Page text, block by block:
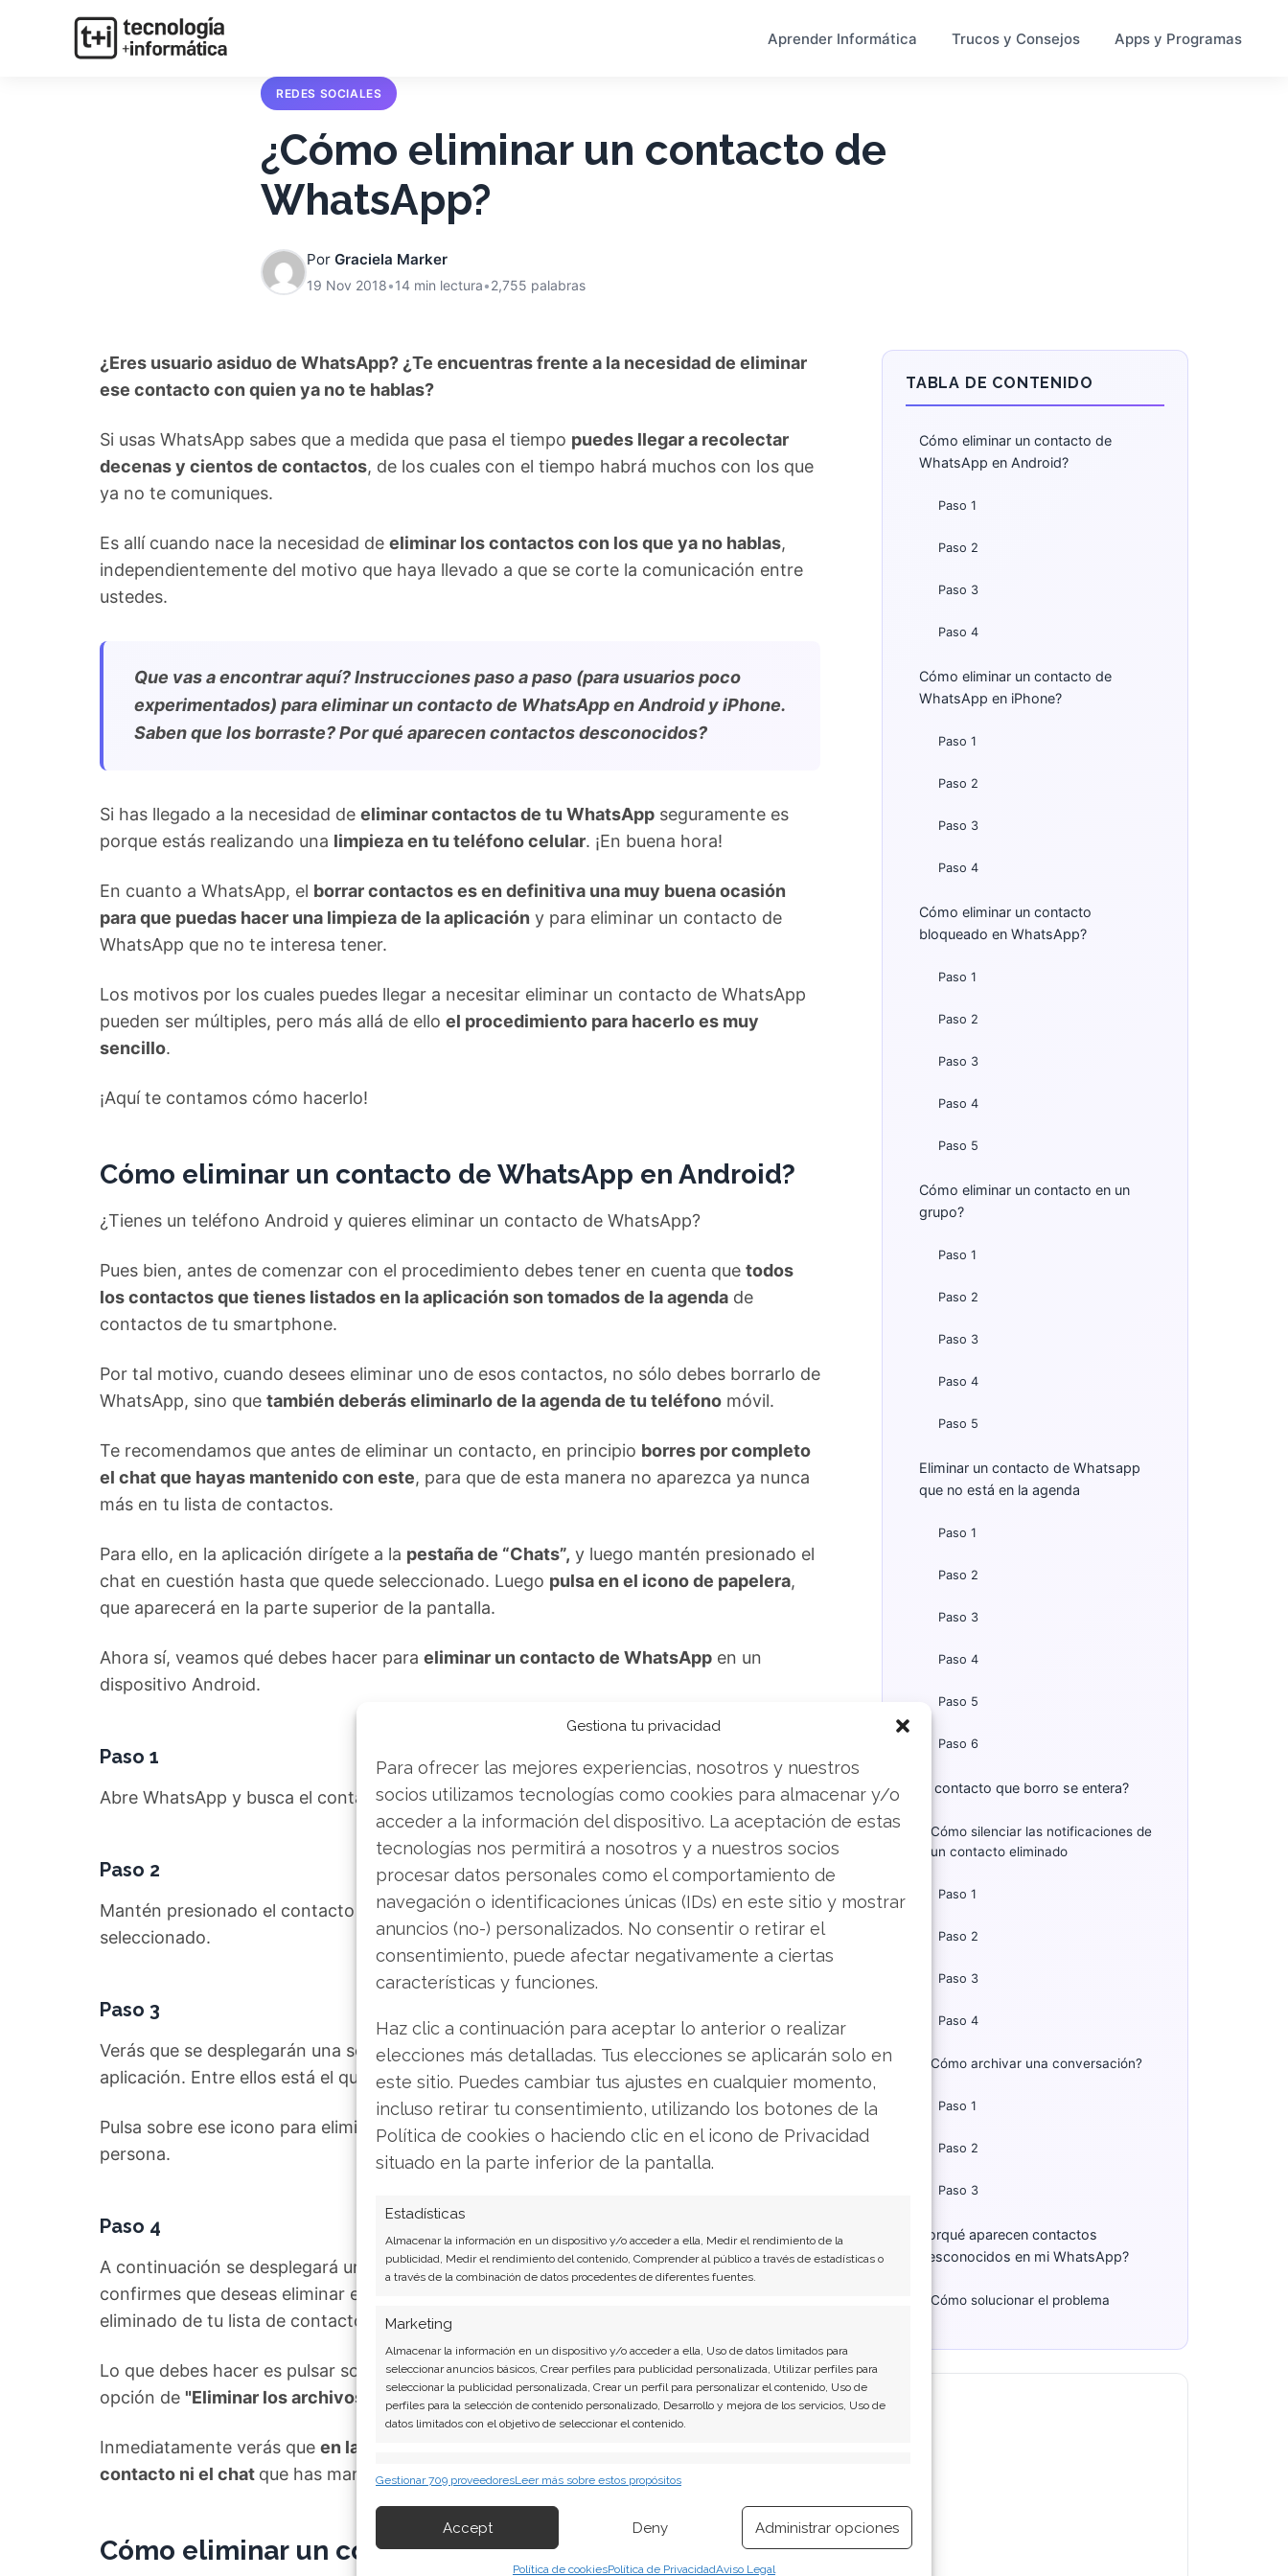
Gestiona tu privacidad
Para ofrecer las mejores experiencias, nosotros y nuestros
socios utilizamos tecnologías como cookies para almacenar y/o
acceder a la información del dispositivo. La aceptación de estas
tecnologías nos permitirá a nosotros y a nuestros socios
procesar datos personales como el comportamiento de
navegación o identificaciones únicas (IDs) en este sitio y mostrar
anuncios (no-) personalizados. No consentir o retirar el
consentimiento, puede afectar negativamente a ciertas
características y funciones.
Haz clic a continuación para aceptar lo anterior o realizar
elecciones más detalladas. Tus elecciones se aplicarán solo en
este sitio. Puedes cambiar tus ajustes en cualquier momento,
incluso retirar tu consentimiento, utilizando los botones de la
Política de cookies o haciendo clic en el icono de Privacidad
situado en la parte inferior de la pantalla.
Estadísticas
Almacenar la información en un dispositivo y/o acceder a ella, Medir el rendimiento de la
publicidad, Medir el rendimiento del contenido, Comprender al público a través de estadísticas o
a través de la combinación de datos procedentes de diferentes fuentes.
Marketing
Almacenar la información en un dispositivo y/o acceder a ella, Uso de datos limitados para
seleccionar anuncios básicos, Crear perfiles para publicidad personalizada, Utilizar perfiles para
seleccionar la publicidad personalizada, Crear un perfil para personalizar el contenido, Uso de
perfiles para la selección de contenido personalizado, Desarrollo y mejora de los servicios, Uso de
datos limitados con el objetivo de seleccionar el contenido.
información transmitida de forma automática.
Gestionar 709 proveedoresLeer más sobre estos propósitos
Accept Deny Administrar opciones
Política de cookiesPolítica de PrivacidadAviso Legal
Aprender Informática Trucos y Consejos Apps y Programas
REDES SOCIALES
¿Cómo eliminar un contacto de
WhatsApp?
Por Graciela Marker
19 Nov 2018•14 min lectura•2,755 palabras
¿Eres usuario asiduo de WhatsApp? ¿Te encuentras frente a la necesidad de eliminar
ese contacto con quien ya no te hablas?
Si usas WhatsApp sabes que a medida que pasa el tiempo puedes llegar a recolectar
decenas y cientos de contactos, de los cuales con el tiempo habrá muchos con los que
ya no te comuniques.
Es allí cuando nace la necesidad de eliminar los contactos con los que ya no hablas,
independientemente del motivo que haya llevado a que se corte la comunicación entre
ustedes.
Que vas a encontrar aquí? Instrucciones paso a paso (para usuarios poco
experimentados) para eliminar un contacto de WhatsApp en Android y iPhone.
Saben que los borraste? Por qué aparecen contactos desconocidos?
Si has llegado a la necesidad de eliminar contactos de tu WhatsApp seguramente es
porque estás realizando una limpieza en tu teléfono celular. ¡En buena hora!
En cuanto a WhatsApp, el borrar contactos es en definitiva una muy buena ocasión
para que puedas hacer una limpieza de la aplicación y para eliminar un contacto de
WhatsApp que no te interesa tener.
Los motivos por los cuales puedes llegar a necesitar eliminar un contacto de WhatsApp
pueden ser múltiples, pero más allá de ello el procedimiento para hacerlo es muy
sencillo.
¡Aquí te contamos cómo hacerlo!
Cómo eliminar un contacto de WhatsApp en Android?
¿Tienes un teléfono Android y quieres eliminar un contacto de WhatsApp?
Pues bien, antes de comenzar con el procedimiento debes tener en cuenta que todos
los contactos que tienes listados en la aplicación son tomados de la agenda de
contactos de tu smartphone.
Por tal motivo, cuando desees eliminar uno de esos contactos, no sólo debes borrarlo de
WhatsApp, sino que también deberás eliminarlo de la agenda de tu teléfono móvil.
Te recomendamos que antes de eliminar un contacto, en principio borres por completo
el chat que hayas mantenido con este, para que de esta manera no aparezca ya nunca
más en tu lista de contactos.
Para ello, en la aplicación dirígete a la pestaña de “Chats”, y luego mantén presionado el
chat en cuestión hasta que quede seleccionado. Luego pulsa en el icono de papelera,
que aparecerá en la parte superior de la pantalla.
Ahora sí, veamos qué debes hacer para eliminar un contacto de WhatsApp en un
dispositivo Android.
Paso 1
Abre WhatsApp y busca el contacto que quieres borrar.
Paso 2
Mantén presionado el contacto que deseas eliminar, hasta que el mismo quede
seleccionado.
Paso 3
Verás que se desplegarán una serie de iconos en la sección superior de la pantalla de la
aplicación. Entre ellos está el que representa uncesto de basura .
Pulsa sobre ese icono para eliminar el contacto y el chat que hayas mantenido con esa
persona.
Paso 4
A continuación se desplegará un cuadro en el cual la aplicación te solicitará que
confirmes que deseas eliminar el
eliminado de tu lista de contactos.
Lo que debes hacer es pulsar sobre"Eliminar"y corroborar que se encuentre tildada la
opción de "Eliminar los archivos de este chat".
Inmediatamente verás que en la pantalla principal de WhatsApp ya no aparece ni el
contacto ni el chat que has mantenido con él.
Cómo eliminar un contacto de WhatsApp en iPhone?
TABLA DE CONTENIDO
Cómo eliminar un contacto de
WhatsApp en Android?
Paso 1
Paso 2
Paso 3
Paso 4
Cómo eliminar un contacto de
WhatsApp en iPhone?
Paso 1
Paso 2
Paso 3
Paso 4
Cómo eliminar un contacto
bloqueado en WhatsApp?
Paso 1
Paso 2
Paso 3
Paso 4
Paso 5
Cómo eliminar un contacto en un
grupo?
Paso 1
Paso 2
Paso 3
Paso 4
Paso 5
Eliminar un contacto de Whatsapp
que no está en la agenda
Paso 1
Paso 2
Paso 3
Paso 4
Paso 5
Paso 6
El contacto que borro se entera?
Cómo silenciar las notificaciones de
un contacto eliminado
Paso 1
Paso 2
Paso 3
Paso 4
Cómo archivar una conversación?
Paso 1
Paso 2
Paso 3
Porqué aparecen contactos
desconocidos en mi WhatsApp?
Cómo solucionar el problema